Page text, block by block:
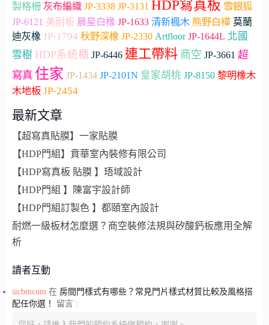
製格柵 灰布編織 JP-3338 JP-3131 HDP寫真板 雪銀狐
JP-6121 美耐板 晨星白橡 JP-1633 清新楓木 熊野白樺 莫蘭
迪灰橡 JP-1794 秋野深橡 JP-2330 Artfloor JP-1644L 北國
雪樹 HDP系統櫃 JP-6446 連工帶料 商空 JP-3661 超
寫真 住家 JP-1434 JP-2101N 皇家胡桃 JP-8150 黎明橡木
木地板 JP-2454
最新文章
【超寫真貼膜】一家貼膜
【HDP門組】賁華室內裝修有限公司
【HDP寫真板 貼膜 】珸域設計
【HDP門組 】陳富宇設計師
【HDP門組訂製色 】都頤室內設計
耐燃一級板材怎麼選？商空裝修法規與矽酸鈣板應用全解
析
讀者互動
sicbmcom 在 房間門樣式有哪些？常見門片樣式材質比較及風格搭
配任你選！
留言 :